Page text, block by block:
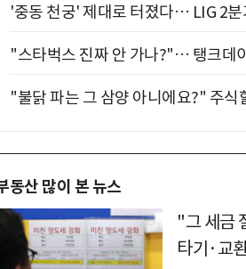
'중동 천궁' 제대로 터졌다… LIG 2
"스타벅스 진짜 안 가나?"… 탱크데
"불닭 파는 그 삼양 아니에요?" 주식
동산 많이 본 뉴스
"그 세금
타기·교